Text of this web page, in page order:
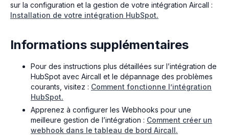
sur la configuration et la gestion de votre intégration Aircall :
Installation de votre intégration HubSpot.
Informations supplémentaires
Pour des instructions plus détaillées sur l’intégration de
HubSpot avec Aircall et le dépannage des problèmes
courants, visitez : Comment fonctionne l’intégration
HubSpot.
Apprenez à configurer les Webhooks pour une
meilleure gestion de l’intégration : Comment créer un
webhook dans le tableau de bord Aircall.